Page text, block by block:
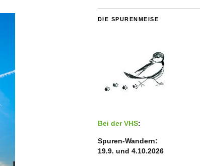
DIE SPURENMEISE
Bei der VHS:
Spuren-Wandern:
19.9. und 4.10.2026